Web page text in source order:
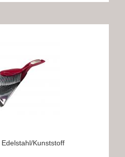
Kunststoff